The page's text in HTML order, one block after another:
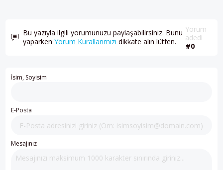
Bu yazıyla ilgili yorumunuzu paylaşabilirsiniz. Bunu
yaparkenYorum Kurallarımızı dikkate alın lütfen.
Yorum
adedi
#0
İsim, Soyisim
E-Posta
Mesajınız